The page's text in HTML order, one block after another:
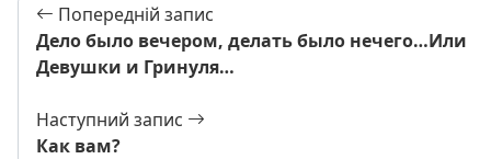
Попередній запис
Дело было вечером, делать было нечего…Или
Девушки и Гринуля…
Наступний запис
Как вам?